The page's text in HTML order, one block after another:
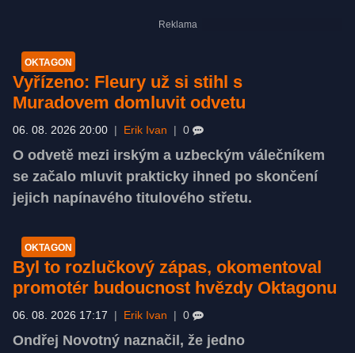
OKTAGON
Vyřízeno: Fleury už si stihl s
Muradovem domluvit odvetu
06. 08. 2026 20:00 Erik Ivan 0
O odvetě mezi irským a uzbeckým válečníkem
se začalo mluvit prakticky ihned po skončení
jejich napínavého titulového střetu.
OKTAGON
Byl to rozlučkový zápas, okomentoval
promotér budoucnost hvězdy Oktagonu
06. 08. 2026 17:17 Erik Ivan 0
Ondřej Novotný naznačil, že jedno